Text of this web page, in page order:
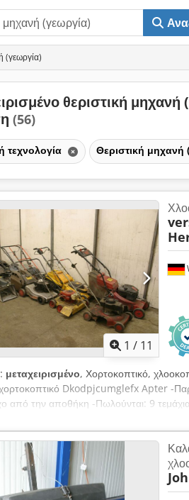
(γεωργία)
θεριστική
(56)
τεχνολογία Θεριστική μηχανή
1 / 11
μεταχειρισμένο, Χορτοκοπτικό,
χορτοκοπτικό Dkodpjcumglefx Apter -
από την αποθήκη -Πωλούνται: 9
μηχανήματα -Κατασκευαστές: EDE
Superior, Kynast V48H, Ering -